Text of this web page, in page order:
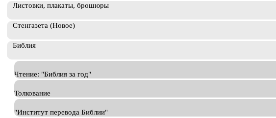
Листовки, плакаты, брошюры
Стенгазета (Новое)
Библия
Чтение: "Библия за год"
Толкование
"Институт перевода Библии"